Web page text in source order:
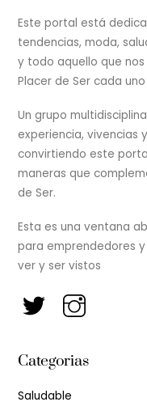
Este portal está
tendencias, moda,
y todo aquello que
Placer de Ser cada
Un grupo
experiencia, vivencias
convirtiendo este
maneras que
de Ser.
Esta es una ventana
para emprendedores
ver y ser vistos
Categorias
Saludable